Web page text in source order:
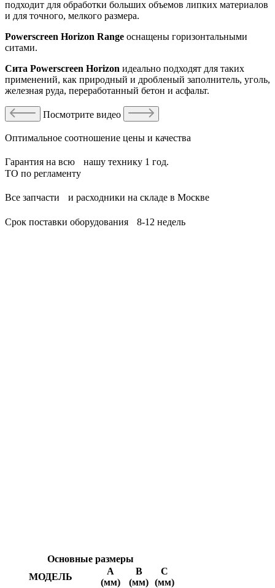
подходит для обработки больших объемов липких материалов
и для точного, мелкого размера.
Powerscreen Horizon Range оснащены горизонтальными
ситами.
Сита Powerscreen Horizon идеально подходят для таких
применений, как природный и дробленый заполнитель, уголь,
железная руда, переработанный бетон и асфальт.
Посмотрите видео
Оптимальное соотношение цены и качества
Гарантия на всю нашу технику 1 год.
ТО по регламенту
Все запчасти и расходники на складе в Москве
Срок поставки оборудования 8-12 недель
Основные размеры
МОДЕЛЬ
A
(мм)
B
(мм)
C
(мм)